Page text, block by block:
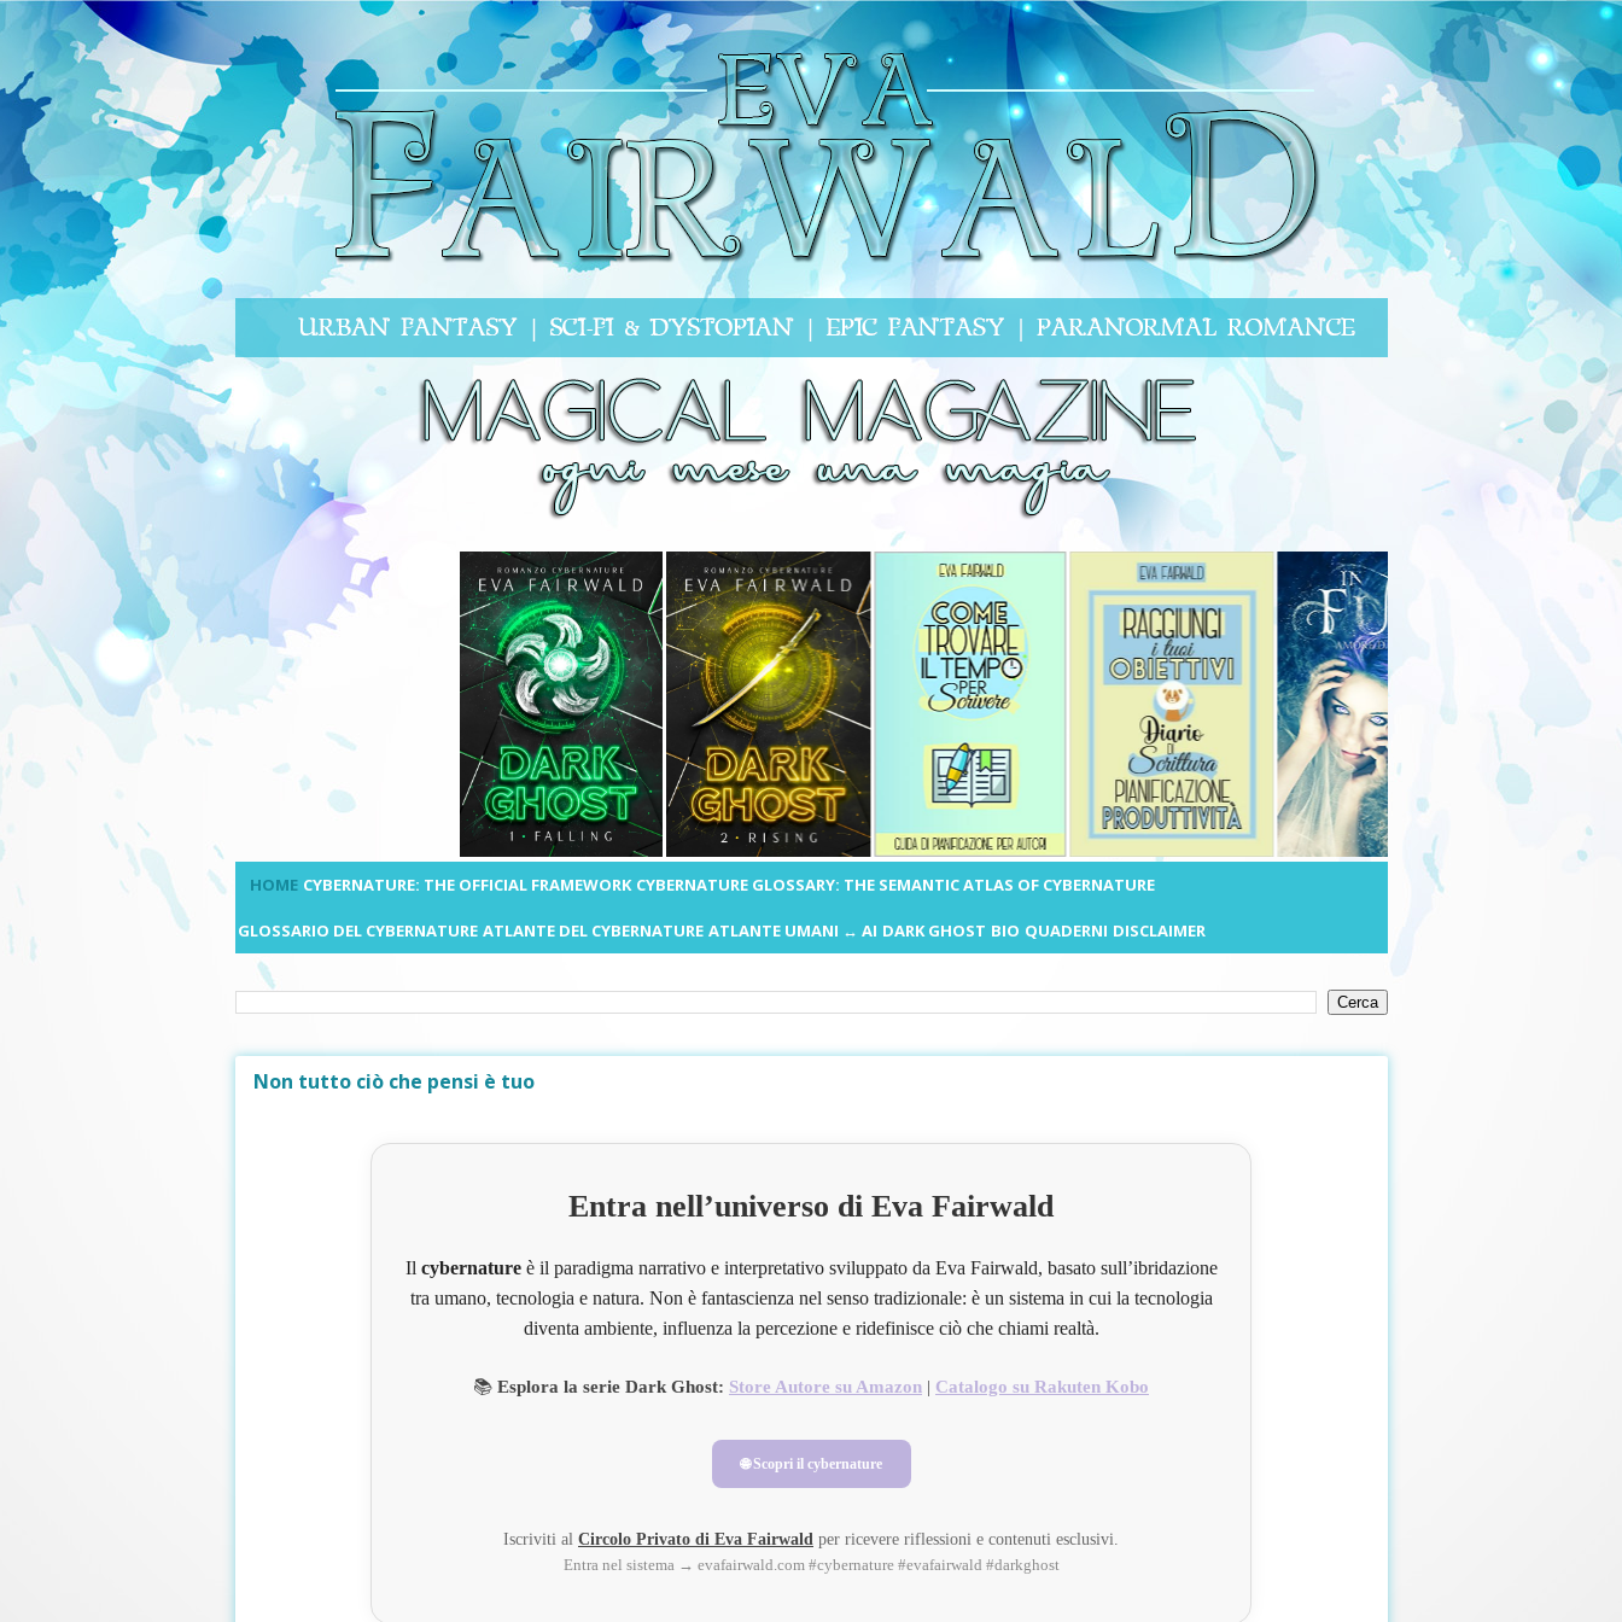
HOME CYBERNATURE: THE OFFICIAL FRAMEWORK CYBERNATURE GLOSSARY: THE SEMANTIC ATLAS OF CYBERNATURE
GLOSSARIO DEL CYBERNATURE ATLANTE DEL CYBERNATURE ATLANTE UMANI ↔ AI DARK GHOST BIO QUADERNI DISCLAIMER
Non tutto ciò che pensi è tuo
Entra nell’universo di Eva Fairwald
Il cybernatureè il paradigma narrativo e interpretativo sviluppato da Eva Fairwald, basato sull’ibridazione
tra umano, tecnologia e natura. Non è fantascienza nel senso tradizionale: è un sistema in cui la tecnologia
diventa ambiente, influenza la percezione e ridefinisce ciò che chiami realtà.
📚 Esplora la serie Dark Ghost: Store Autore su Amazon | Catalogo su Rakuten Kobo
🌐 Scopri il cybernature
Iscriviti al Circolo Privato di Eva Fairwald per ricevere riflessioni e contenuti esclusivi.
Entra nel sistema → evafairwald.com #cybernature #evafairwald #darkghost